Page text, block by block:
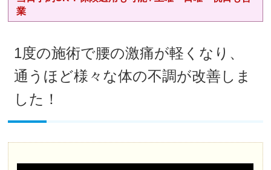
業
1度の施術で腰の激痛が軽くなり、
通うほど様々な体の不調が改善しま
した！